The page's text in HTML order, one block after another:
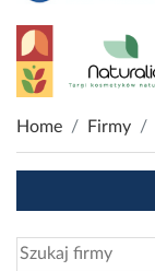
Home Firmy